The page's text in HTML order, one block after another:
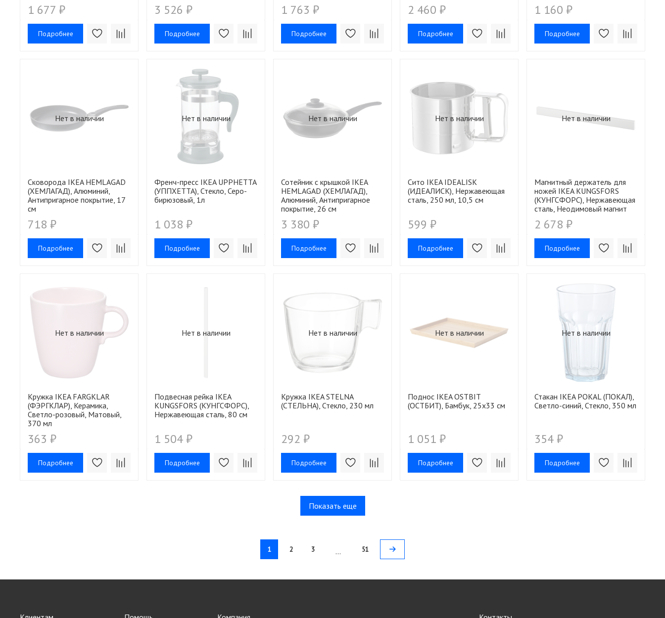
1 677 ₽
Подробнее
3 526 ₽
Подробнее
1 763 ₽
Подробнее
2 460 ₽
Подробнее
1 160 ₽
Подробнее
Нет в наличии
Сковорода IKEA HEMLAGAD
(ХЕМЛАГАД), Алюминий,
Антипригарное покрытие, 17
см
718 ₽
Подробнее
Нет в наличии
Френч-пресс IKEA UPPHETTA
(УППХЕТТА), Стекло, Серо-
бирюзовый, 1л
1 038 ₽
Подробнее
Нет в наличии
Сотейник с крышкой IKEA
HEMLAGAD (ХЕМЛАГАД),
Алюминий, Антипригарное
покрытие, 26 см
3 380 ₽
Подробнее
Нет в наличии
Сито IKEA IDEALISK
(ИДЕАЛИСК), Нержавеющая
сталь, 250 мл, 10,5 см
599 ₽
Подробнее
Нет в наличии
Магнитный держатель для
ножей IKEA KUNGSFORS
(КУНГСФОРС), Нержавеющая
сталь, Неодимовый магнит
2 678 ₽
Подробнее
Нет в наличии
Кружка IKEA FARGKLAR
(ФЭРГКЛАР), Керамика,
Cветло-розовый, Матовый,
370 мл
363 ₽
Подробнее
Нет в наличии
Подвесная рейка IKEA
KUNGSFORS (КУНГСФОРС),
Нержавеющая сталь, 80 см
1 504 ₽
Подробнее
Нет в наличии
Кружка IKEA STELNA
(СТЕЛЬНА), Стекло, 230 мл
292 ₽
Подробнее
Нет в наличии
Поднос IKEA OSTBIT
(ОСТБИТ), Бамбук, 25x33 см
1 051 ₽
Подробнее
Нет в наличии
Стакан IKEA POKAL (ПОКАЛ),
Светло-синий, Стекло, 350 мл
354 ₽
Подробнее
Показать еще
1 2 3 … 51